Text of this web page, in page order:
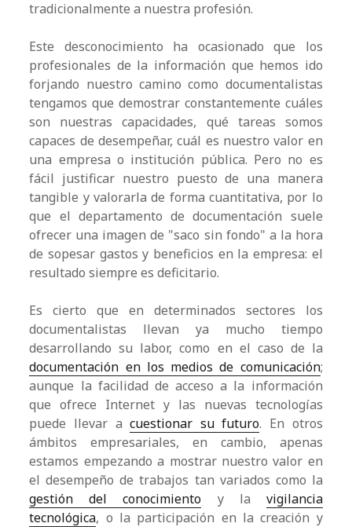
tradicionalmente a nuestra profesión.
Este desconocimiento ha ocasionado que los
profesionales de la información que hemos ido
forjando nuestro camino como documentalistas
tengamos que demostrar constantemente cuáles
son nuestras capacidades, qué tareas somos
capaces de desempeñar, cuál es nuestro valor en
una empresa o institución pública. Pero no es
fácil justificar nuestro puesto de una manera
tangible y valorarla de forma cuantitativa, por lo
que el departamento de documentación suele
ofrecer una imagen de "saco sin fondo" a la hora
de sopesar gastos y beneficios en la empresa: el
resultado siempre es deficitario.
Es cierto que en determinados sectores los
documentalistas llevan ya mucho tiempo
desarrollando su labor, como en el caso de la
documentación en los medios de comunicación;
aunque la facilidad de acceso a la información
que ofrece Internet y las nuevas tecnologías
puede llevar acuestionar su futuro. En otros
ámbitos empresariales, en cambio, apenas
estamos empezando a mostrar nuestro valor en
el desempeño de trabajos tan variados como la
gestión del conocimiento y la vigilancia
tecnológica, o la participación en la creación y